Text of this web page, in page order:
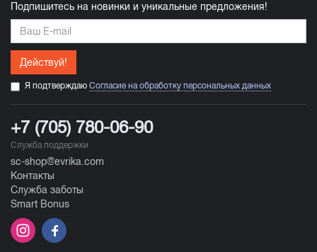
Подпишитесь на новинки и уникальные предложения!
Действуй!
Я подтверждаю Согласие на обработку персональных данных
+7 (705) 780-06-90
Служба поддержки
sc-shop@evrika.com
Контакты
Служба заботы
Smart Bonus